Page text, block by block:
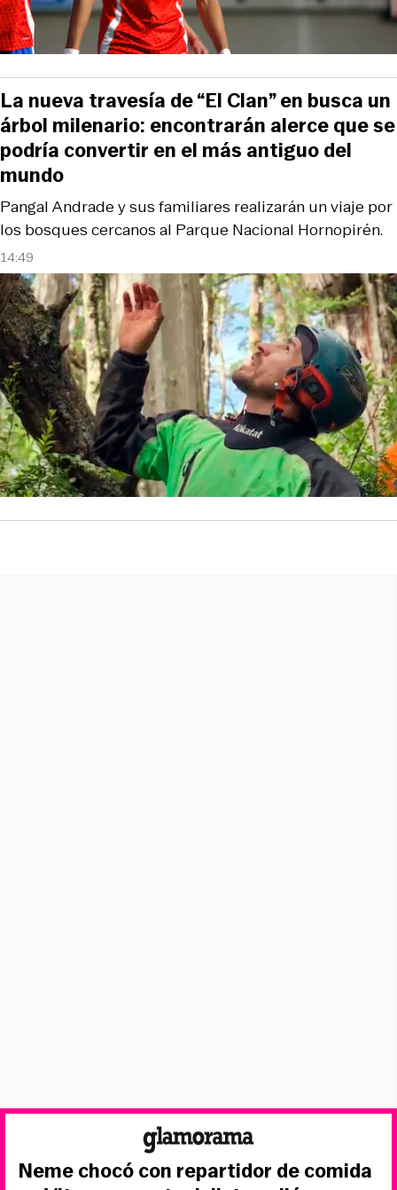
14:49
Pangal Andrade y sus familiares realizarán un viaje por
los bosques cercanos al Parque Nacional Hornopirén.
La nueva travesía de “El Clan” en busca un
árbol milenario: encontrarán alerce que se
podría convertir en el más antiguo del
mundo
Neme chocó con repartidor de comida